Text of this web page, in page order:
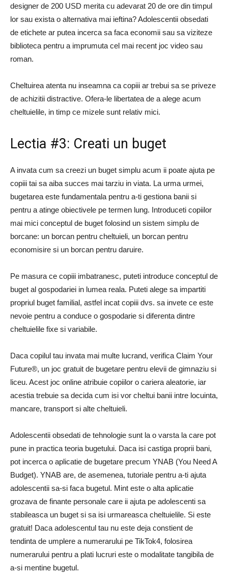
designer de 200 USD merita cu adevarat 20 de ore din timpul
lor sau exista o alternativa mai ieftina? Adolescentii obsedati
de etichete ar putea incerca sa faca economii sau sa viziteze
biblioteca pentru a imprumuta cel mai recent joc video sau
roman.
Cheltuirea atenta nu inseamna ca copiii ar trebui sa se priveze
de achizitii distractive. Ofera-le libertatea de a alege acum
cheltuielile, in timp ce mizele sunt relativ mici.
Lectia #3: Creati un buget
A invata cum sa creezi un buget simplu acum ii poate ajuta pe
copiii tai sa aiba succes mai tarziu in viata. La urma urmei,
bugetarea este fundamentala pentru a-ti gestiona banii si
pentru a atinge obiectivele pe termen lung. Introduceti copiilor
mai mici conceptul de buget folosind un sistem simplu de
borcane: un borcan pentru cheltuieli, un borcan pentru
economisire si un borcan pentru daruire.
Pe masura ce copiii imbatranesc, puteti introduce conceptul de
buget al gospodariei in lumea reala. Puteti alege sa impartiti
propriul buget familial, astfel incat copiii dvs. sa invete ce este
nevoie pentru a conduce o gospodarie si diferenta dintre
cheltuielile fixe si variabile.
Daca copilul tau invata mai multe lucrand, verifica Claim Your
Future®, un joc gratuit de bugetare pentru elevii de gimnaziu si
liceu. Acest joc online atribuie copiilor o cariera aleatorie, iar
acestia trebuie sa decida cum isi vor cheltui banii intre locuinta,
mancare, transport si alte cheltuieli.
Adolescentii obsedati de tehnologie sunt la o varsta la care pot
pune in practica teoria bugetului. Daca isi castiga proprii bani,
pot incerca o aplicatie de bugetare precum YNAB (You Need A
Budget). YNAB are, de asemenea, tutoriale pentru a-ti ajuta
adolescentii sa-si faca bugetul. Mint este o alta aplicatie
grozava de finante personale care ii ajuta pe adolescenti sa
stabileasca un buget si sa isi urmareasca cheltuielile. Si este
gratuit! Daca adolescentul tau nu este deja constient de
tendinta de umplere a numerarului pe TikTok4, folosirea
numerarului pentru a plati lucruri este o modalitate tangibila de
a-si mentine bugetul.